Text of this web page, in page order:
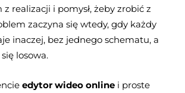
realizacji i pomysł, żeby zrobić z
zaczyna się wtedy, gdy każdy
inaczej, bez jednego schematu, a
losowa.
edytor wideo online i proste